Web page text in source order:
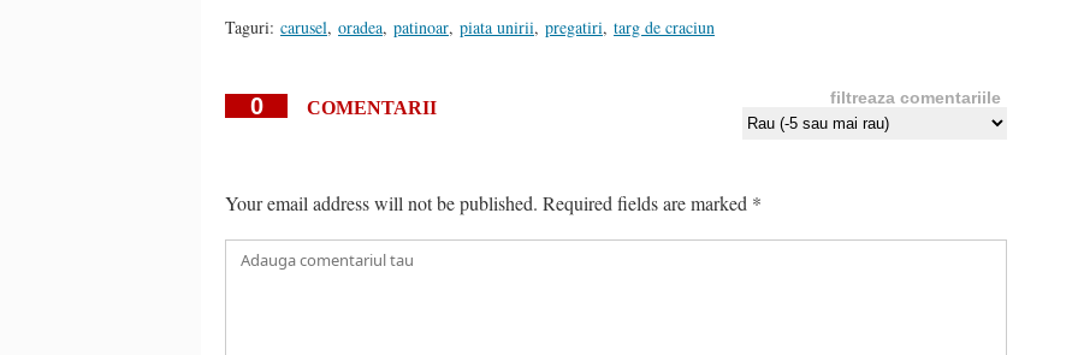
Taguri: carusel, oradea, patinoar, piata unirii, pregatiri, targ de craciun
0 COMENTARII filtreaza comentariile
Your email address will not be published. Required fields are marked *